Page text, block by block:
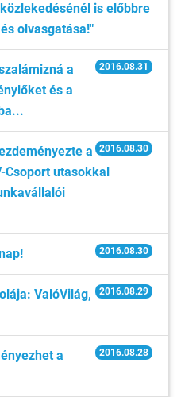
is előbbre
olvasgatása!"
2016.08.31
a
és a
2016.08.30
a
Csoport utasokkal
2016.08.30
2016.08.29
ValóVilág,
2016.08.28
a